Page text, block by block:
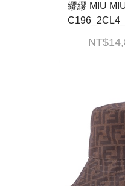
繆繆 MIU
原廠盒子/防